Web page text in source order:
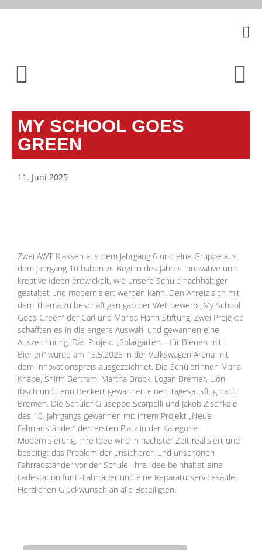
MY SCHOOL GOES
GREEN
11. Juni 2025
Zwei AWT-Klassen aus dem Jahrgang 6 und eine Gruppe aus
dem Jahrgang 10 haben zu Beginn des Jahres innovative und
kreative Ideen entwickelt, wie unsere Schule nachhaltiger
gestaltet und modernisiert werden kann. Den Anreiz sich mit
dem Thema zu beschäftigen gab der Wettbewerb „My School
Goes Green“ der Carl und Marisa Hahn Stiftung. Zwei Projekte
schafften es in die engere Auswahl und gewannen eine
Auszeichnung. Das Projekt „Solargarten – für Bienen mit
Bienen“ wurde am 15.5.2025 in der Volkswagen Arena mit
dem Innovationspreis ausgezeichnet. Die SchülerInnen Marla
Knabe, Shirin Bertram, Martha Brock, Logan Bremer, Lion
Ibsch und Lenn Beckert gewannen einen Tagesausflug nach
Bremen. Die Schüler Giuseppe Scarpelli und Jakob Zischkale
des 10. Jahrgangs gewannen mit ihrem Projekt „Neue
Fahrradständer“ den ersten Platz in der Kategorie
Modernisierung. Ihre Idee wird in nächster Zeit realisiert und
beseitigt das Problem der unsicheren und unschönen
Fahrradständer vor der Schule. Ihre Idee beinhaltet eine
Ladestation für E-Fahrräder und eine Reparaturservicesäule.
Herzlichen Glückwunsch an alle Beteiligten!